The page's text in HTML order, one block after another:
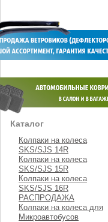
Каталог
Колпаки на колеса
SKS/SJS 14R
Колпаки на колеса
SKS/SJS 15R
Колпаки на колеса
SKS/SJS 16R
РАСПРОДАЖА
Колпаки на колеса для
Микроавтобусов